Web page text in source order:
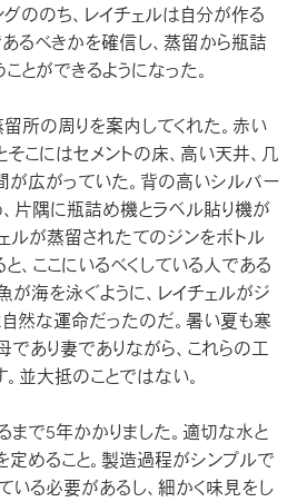
グののち、レイチェルは自分が作る
るべきかを確信し、蒸留から瓶詰
とができるようになった。
所の周りを案内してくれた。赤い
こにはセメントの床、高い天井、几
広がっていた。背の高いシルバー
片隅に瓶詰め機とラベル貼り機が
ルが蒸留されたてのジンをボトル
、ここにいるべくしている人である
が海を泳ぐように、レイチェルがジ
然な運命だったのだ。暑い夏も寒
であり妻でありながら、これらの工
並大抵のことではない。
まで5年かかりました。適切な水と
めること。製造過程がシンプルで
いる必要があるし、細かく味見をし